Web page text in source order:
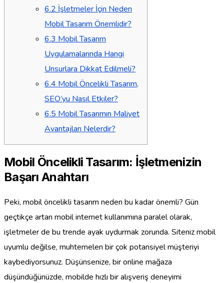
6.2 İşletmeler İçin Neden
Mobil Tasarım Önemlidir?
6.3 Mobil Tasarım
Uygulamalarında Hangi
Unsurlara Dikkat Edilmeli?
6.4 Mobil Öncelikli Tasarım,
SEO’yu Nasıl Etkiler?
6.5 Mobil Tasarımın Maliyet
Avantajları Nelerdir?
Mobil Öncelikli Tasarım: İşletmenizin
Başarı Anahtarı
Peki, mobil öncelikli tasarım neden bu kadar önemli? Gün
geçtikçe artan mobil internet kullanımına paralel olarak,
işletmeler de bu trende ayak uydurmak zorunda. Siteniz mobil
uyumlu değilse, muhtemelen bir çok potansiyel müşteriyi
kaybediyorsunuz. Düşünsenize, bir online mağaza
düşündüğünüzde, mobilde hızlı bir alışveriş deneyimi